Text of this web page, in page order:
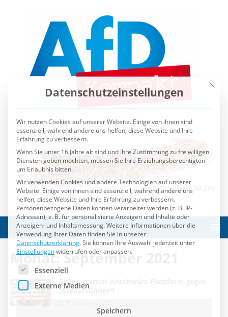
Monat:September 2021
Grüne starten Anschwärz-Plattform gegen
„Steuersünder“!
Datenschutzeinstellungen
Wir nutzen Cookies auf unserer Website. Einige von ihnen sind
essenziell, während andere uns helfen, diese Website und Ihre
Erfahrung zu verbessern.
Diensten geben möchten, müssen Sie Ihre Erziehungsberechtigten
Website. Einige von ihnen sind essenziell, während andere uns
helfen, diese Website und Ihre Erfahrung zu verbessern.
Personenbezogene Daten können verarbeitet werden (z. B. IP-
Adressen), z. B. für personalisierte Anzeigen und Inhalte oder
Anzeigen- und Inhaltsmessung.Weitere Informationen über die
Verwendung Ihrer Daten finden Sie in unserer
Einstellungenwiderrufen oder anpassen.
Es folgt eine Liste der Service-Gruppen, für die eine
Essenziell
Externe Medien
Speichern
Individuelle Datenschutzeinstellungen